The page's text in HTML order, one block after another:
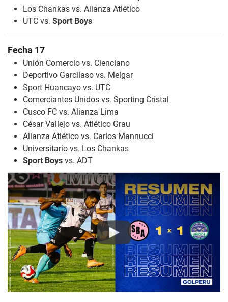
Los Chankas vs. Alianza Atlético
UTC vs. Sport Boys
Fecha 17
Unión Comercio vs. Cienciano
Deportivo Garcilaso vs. Melgar
Sport Huancayo vs. UTC
Comerciantes Unidos vs. Sporting Cristal
Cusco FC vs. Alianza Lima
César Vallejo vs. Atlético Grau
Alianza Atlético vs. Carlos Mannucci
Universitario vs. Los Chankas
Sport Boys vs. ADT
Play